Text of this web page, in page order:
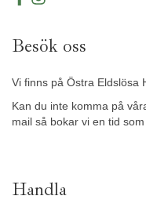
Besök oss
Vi finns på Östra Eldslösa
Kan du inte komma på
mail så bokar vi en tid
Handla